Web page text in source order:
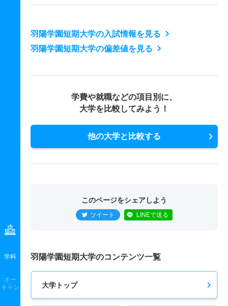
学科
オー
キャン
羽陽学園短期大学の入試情報を見る
羽陽学園短期大学の偏差値を見る
学費や就職などの項目別に、
大学を比較してみよう！
他の大学と比較する
このページをシェアしよう
ツイート LINEで送る
羽陽学園短期大学のコンテンツ一覧
大学トップ